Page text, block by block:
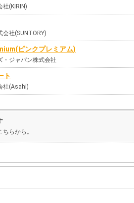
(KIRIN)
社(SUNTORY)
ピンクプレミアム)
・ジャパン株式会社
ト
社(Asahi)
らから。